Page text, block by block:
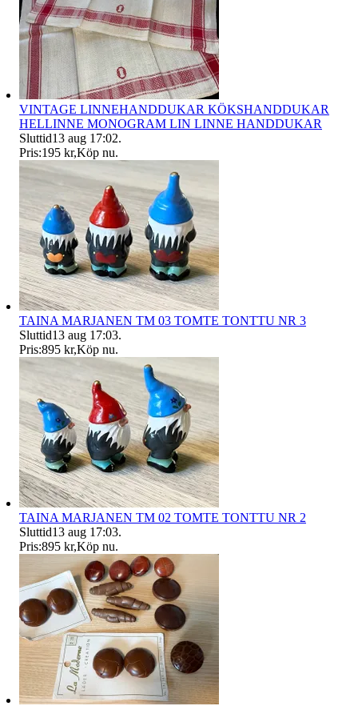
VINTAGE LINNEHANDDUKAR KÖKSHANDDUKAR
HELLINNE MONOGRAM LIN LINNE HANDDUKAR
Sluttid13 aug 17:02.
Pris:195 kr,Köp nu.
TAINA MARJANEN TM 03 TOMTE TONTTU NR 3
Sluttid13 aug 17:03.
Pris:895 kr,Köp nu.
TAINA MARJANEN TM 02 TOMTE TONTTU NR 2
Sluttid13 aug 17:03.
Pris:895 kr,Köp nu.